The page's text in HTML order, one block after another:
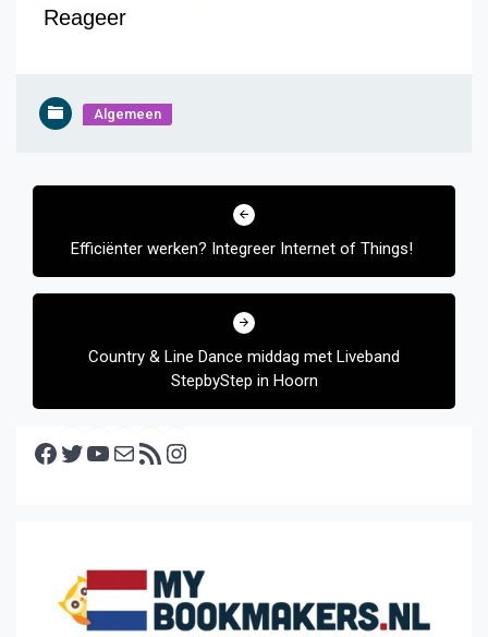
Reageer
Algemeen
Bericht
Efficiënter werken? Integreer Internet of Things!
Country & Line Dance middag met Liveband
StepbyStep in Hoorn
Facebook Twitter YouTube E-mail RSS feed